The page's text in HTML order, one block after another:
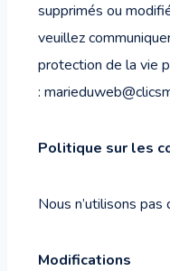
supprimés ou
veuillez
protection de la vie
:
Politique sur les
Nous n’utilisons
Modifications